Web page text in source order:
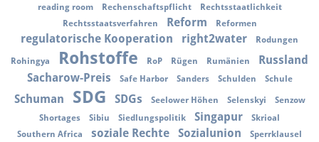
reading room
Rechenschaftspflicht
Rechtsstaatlichkeit
Rechtsstaatsverfahren
Reform Reformen
regulatorische Kooperation right2water Rodungen
Rohingya Rohstoffe RoP Rügen Rumänien
Russland
Sacharow-Preis
Safe Harbor Sanders Schulden Schule
Schuman SDG SDGs Seelower Höhen Selenskyi
Senzow
Shortages
Sibiu Siedlungspolitik Singapur
Skrioal
Southern Africa
soziale Rechte Sozialunion Sperrklausel